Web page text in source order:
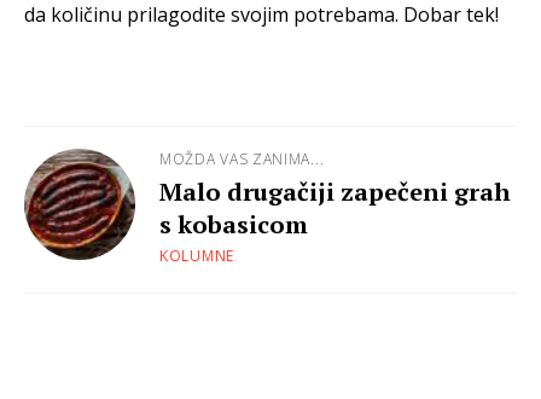
da količinu prilagodite svojim potrebama. Dobar tek!
MOŽDA VAS ZANIMA...
Malo drugačiji zapečeni grah
s kobasicom
KOLUMNE